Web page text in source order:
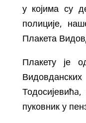
у којима су
полиције,
Плакета
Плакету је
пуковник у